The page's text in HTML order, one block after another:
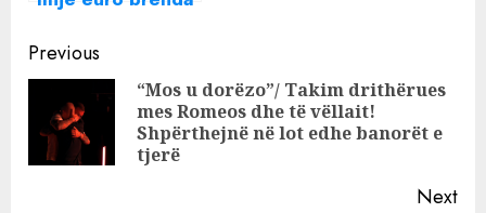
dorezoje ne
polici, emigranti i
papunë në Itali
perfundon ne..
Continue
Reading
Previous
“Mos u dorëzo”/ Takim drithërues
mes Romeos dhe të vëllait!
Shpërthejnë në lot edhe banorët e
tjerë
Next